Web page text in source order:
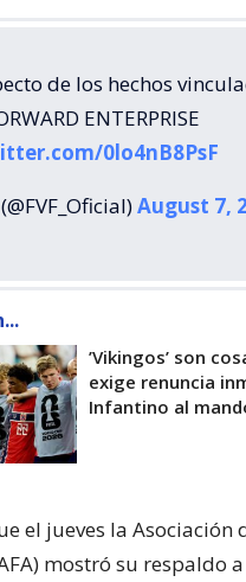
de los hechos
ENTERPRISE
0lo4nB8PsF
August 7,
’Vikingos’ son
exige renuncia
Infantino al
el jueves la Asociación
mostró su respaldo